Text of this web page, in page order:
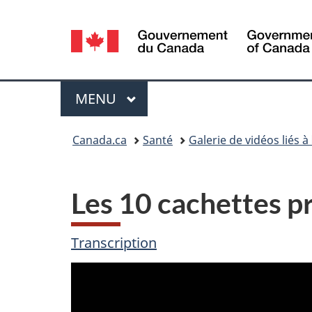
Sélection
de
la
langue
Menu
MENU PRINCIPAL
Canada.ca Santé Galerie de vidéos liés
Les 10 cachettes
Transcription